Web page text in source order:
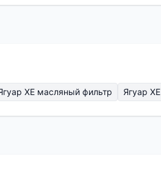
ХЕ масляный фильтр Ягуар ХЕ